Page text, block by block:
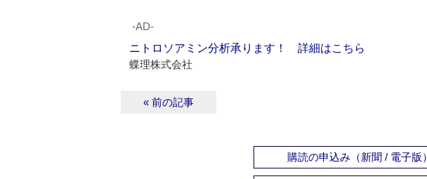
‐AD‐
ニトロソアミン分析承ります！ 詳細はこちら
蝶理株式会社
« 前の記事
購読の申込み（新聞 / 電子版）